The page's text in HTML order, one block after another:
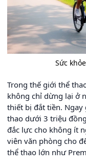
Sức
Trong thế giới thể
không chỉ dừng lại ở
thiết bị đắt tiền. Ngay
thao dưới 3 triệu
đắc lực cho không ít
viên văn phòng cho
thể thao lớn như